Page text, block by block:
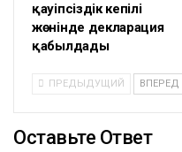
қауіпсіздік кепілі
жөнінде декларация
қабылдады
ПРЕДЫДУЩИЙ ВПЕРЕД
Оставьте Ответ